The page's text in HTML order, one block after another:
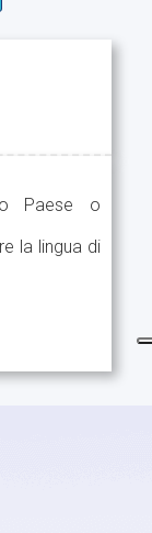
Paese o
la lingua di